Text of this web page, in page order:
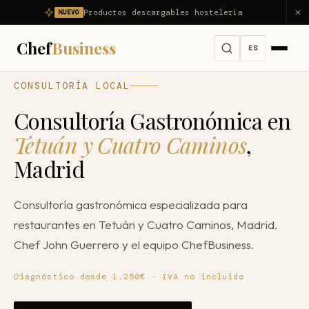
NUEVO Productos descargables hosteleria
ChefBusiness ES
Ver todos los servicios →
Consultoría Integral
Asesor Gastronómico
Consultor de Restaurantes
Problemas
Ver todos los problemas →
Mi restaurante pierde dinero
Reducir food cost
Reducir costes
Reducir mermas
Diagnóstico
Productos
Nosotros
Resultados
CONSULTORÍA LOCAL
Consultoría Gastronómica en
Tetuán y Cuatro Caminos,
Madrid
Consultoría gastronómica especializada para
restaurantes en Tetuán y Cuatro Caminos, Madrid.
Chef John Guerrero y el equipo ChefBusiness.
Diagnóstico desde 1.250€ · IVA no incluido